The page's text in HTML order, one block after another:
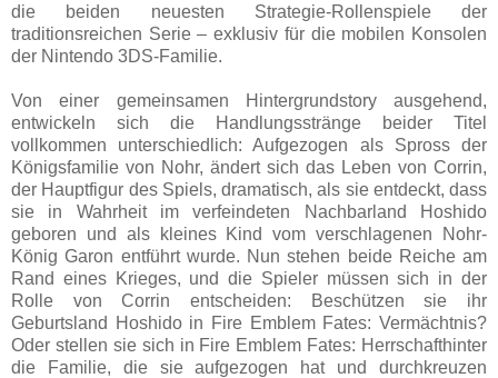
die beiden neuesten Strategie-Rollenspiele der
traditionsreichen Serie – exklusiv für die mobilen Konsolen
der Nintendo 3DS-Familie.
Von einer gemeinsamen Hintergrundstory ausgehend,
entwickeln sich die Handlungsstränge beider Titel
vollkommen unterschiedlich: Aufgezogen als Spross der
Königsfamilie von Nohr, ändert sich das Leben von Corrin,
der Hauptfigur des Spiels, dramatisch, als sie entdeckt, dass
sie in Wahrheit im verfeindeten Nachbarland Hoshido
geboren und als kleines Kind vom verschlagenen Nohr-
König Garon entführt wurde. Nun stehen beide Reiche am
Rand eines Krieges, und die Spieler müssen sich in der
Rolle von Corrin entscheiden: Beschützen sie ihr
Geburtsland Hoshido in Fire Emblem Fates: Vermächtnis?
Oder stellen sie sich in Fire Emblem Fates: Herrschafthinter
die Familie, die sie aufgezogen hat und durchkreuzen